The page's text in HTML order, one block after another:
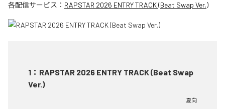
各配信サービス： RAPSTAR 2026 ENTRY TRACK (Beat Swap Ver.)
1 ： RAPSTAR 2026 ENTRY TRACK (Beat Swap
Ver.)
夏向